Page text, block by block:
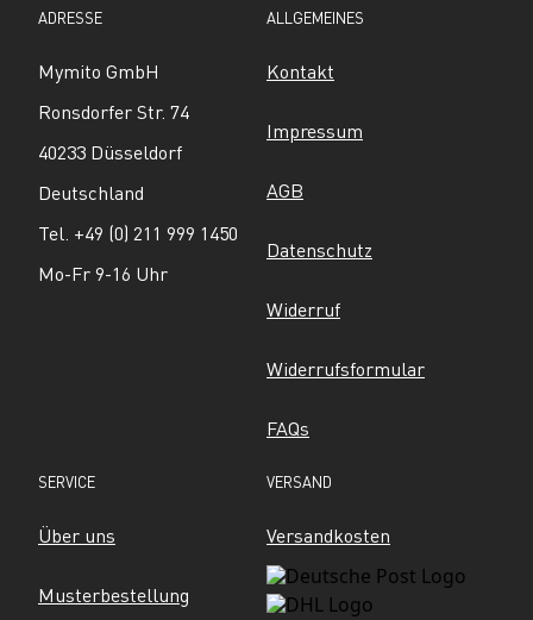
ADRESSE
Mymito GmbH
Ronsdorfer Str. 74
40233 Düsseldorf
Deutschland
Tel. +49 (0) 211 999 1450
Mo-Fr 9-16 Uhr
ALLGEMEINES
Kontakt
Impressum
AGB
Datenschutz
Widerruf
Widerrufsformular
FAQs
SERVICE
Über uns
Musterbestellung
VERSAND
Versandkosten